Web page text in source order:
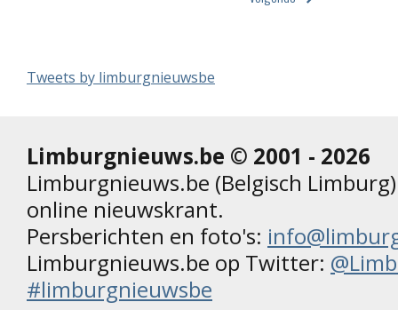
Tweets by limburgnieuwsbe
Limburgnieuws.be © 2001 - 2026
Limburgnieuws.be (Belgisch
online nieuwskrant.
Persberichten en foto's:
Limburgnieuws.be op Twitter:
#limburgnieuwsbe